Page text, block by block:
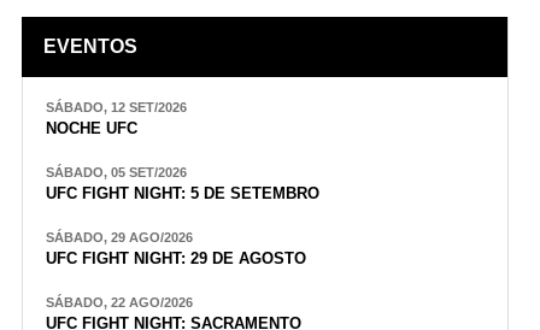
EVENTOS
SÁBADO, 12 SET/2026
NOCHE UFC
SÁBADO, 05 SET/2026
UFC FIGHT NIGHT: 5 DE SETEMBRO
SÁBADO, 29 AGO/2026
UFC FIGHT NIGHT: 29 DE AGOSTO
SÁBADO, 22 AGO/2026
UFC FIGHT NIGHT: SACRAMENTO